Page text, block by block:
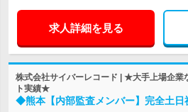
求人詳細を見る
株式会社サイバーレコード | ★大手上場企業
ト実績★
◆熊本【内部監査メンバー】完全土日